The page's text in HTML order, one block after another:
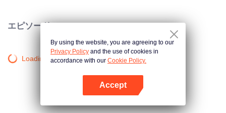
エピソード
Loading…
By using the website, you are agreeing to our
Privacy Policy and the use of cookies in
accordance with our Cookie Policy.
Accept